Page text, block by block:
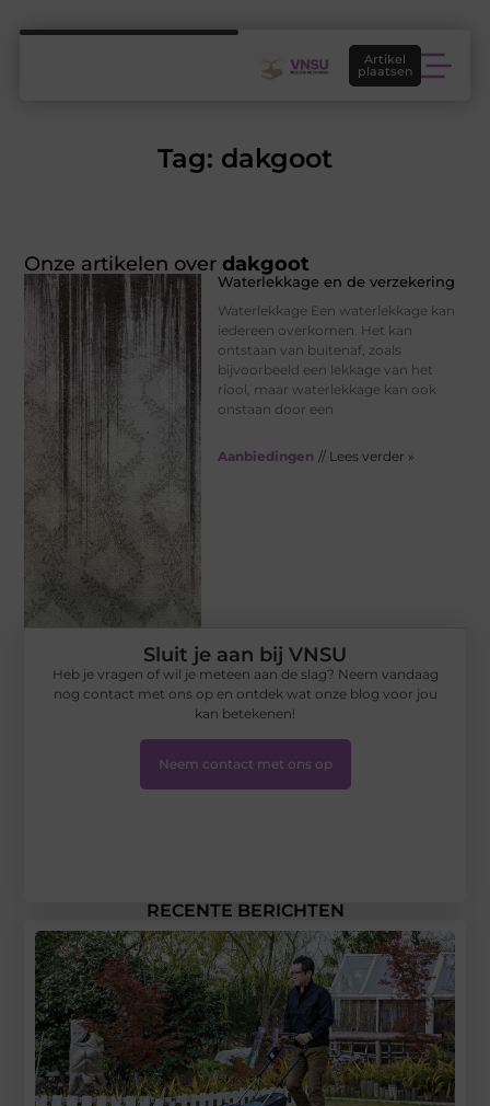
Artikel
plaatsen
Tag: dakgoot
Onze artikelen overdakgoot
Waterlekkage en de verzekering
Waterlekkage Een waterlekkage kan
iedereen overkomen. Het kan
ontstaan van buitenaf, zoals
bijvoorbeeld een lekkage van het
riool, maar waterlekkage kan ook
onstaan door een
Aanbiedingen // Lees verder »
RECENTE BERICHTEN
Sluit je aan bij VNSU
Heb je vragen of wil je meteen aan de slag? Neem vandaag
nog contact met ons op en ontdek wat onze blog voor jou
kan betekenen!
Neem contact met ons op